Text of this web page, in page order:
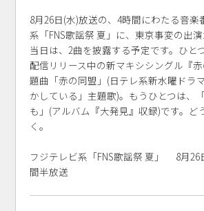
8月26日(水)放送の、4時間にわたる音楽
系「FNS歌謡祭 夏」に、東京事変の出演
当日は、2曲を披露する予定です。ひと
配信リリース中の新マキシシングル『
題曲「赤の同盟」(日テレ系新水曜ドラ
かしている」主題歌)。もうひとつは、
も」(アルバム『大発見』収録)です。ど
く。
フジテレビ系「FNS歌謡祭 夏」 8月26
間半放送